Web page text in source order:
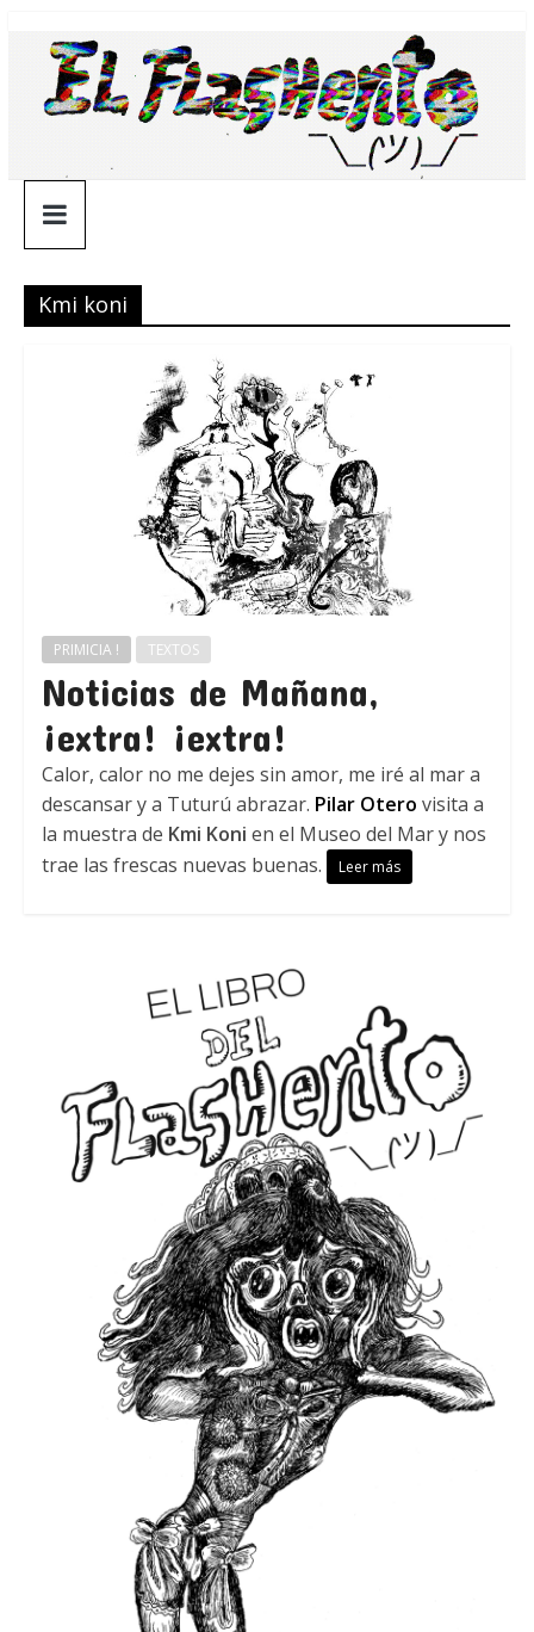
contenido
¯\_(ツ)_/
¯
Kmi koni
PRIMICIA ! TEXTOS
Noticias de Mañana,
¡extra! ¡extra!
Calor, calor no me dejes sin amor, me iré al mar a
descansar y a Tuturú abrazar. Pilar Otero visita a
la muestra de Kmi Koni en el Museo del Mar y nos
trae las frescas nuevas buenas.
Leer más